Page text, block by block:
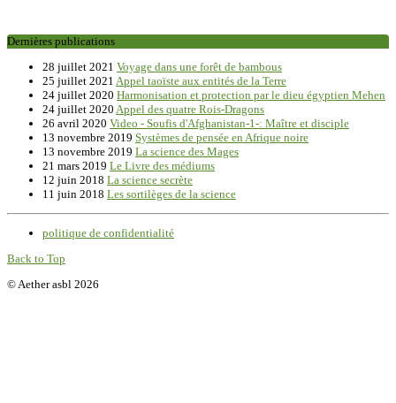
Dernières publications
28 juillet 2021 Voyage dans une forêt de bambous
25 juillet 2021 Appel taoïste aux entités de la Terre
24 juillet 2020 Harmonisation et protection par le dieu égyptien Mehen
24 juillet 2020 Appel des quatre Rois-Dragons
26 avril 2020 Video - Soufis d'Afghanistan-1-: Maître et disciple
13 novembre 2019 Systèmes de pensée en Afrique noire
13 novembre 2019 La science des Mages
21 mars 2019 Le Livre des médiums
12 juin 2018 La science secrète
11 juin 2018 Les sortilèges de la science
politique de confidentialité
Back to Top
© Aether asbl 2026